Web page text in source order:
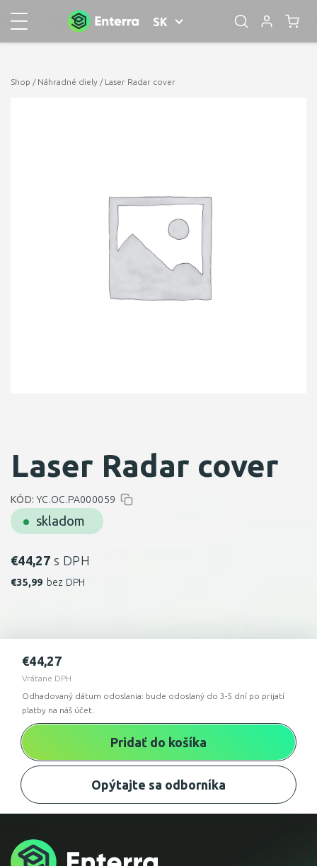
SK
Shop / Náhradné diely / Laser Radar cover
Laser Radar cover
skladom
KÓD: YC.OC.PA000059
€44,27 s DPH
€35,99 bez DPH
Odhadovaný dátum odoslania: bude odoslaný do 3-5 dní po prijatí
platby na náš účet.
€44,27
Vrátane DPH
Pridať do košíka
Opýtajte sa odborníka